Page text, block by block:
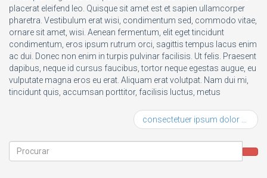
placerat eleifend leo. Quisque sit amet est et sapien ullamcorper
pharetra. Vestibulum erat wisi, condimentum sed, commodo vitae,
ornare sit amet, wisi. Aenean fermentum, elit eget tincidunt
condimentum, eros ipsum rutrum orci, sagittis tempus lacus enim
ac dui. Donec non enim in turpis pulvinar facilisis. Ut felis. Praesent
dapibus, neque id cursus faucibus, tortor neque egestas augue, eu
vulputate magna eros eu erat. Aliquam erat volutpat. Nam dui mi,
tincidunt quis, accumsan porttitor, facilisis luctus, metus